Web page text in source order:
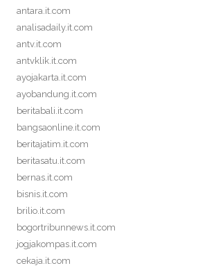
antara.it.com
analisadaily.it.com
antv.it.com
antvklik.it.com
ayojakarta.it.com
ayobandung.it.com
beritabali.it.com
bangsaonline.it.com
beritajatim.it.com
beritasatu.it.com
bernas.it.com
bisnis.it.com
brilio.it.com
bogortribunnews.it.com
jogjakompas.it.com
cekaja.it.com